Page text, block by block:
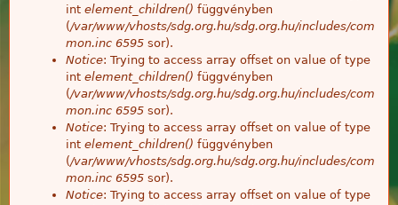
int element_children() függvényben
(/var/www/vhosts/sdg.org.hu/sdg.org.hu/includes/com
mon.inc 6595 sor).
Notice: Trying to access array offset on value of type
int element_children() függvényben
(/var/www/vhosts/sdg.org.hu/sdg.org.hu/includes/com
mon.inc 6595 sor).
Notice: Trying to access array offset on value of type
int element_children() függvényben
(/var/www/vhosts/sdg.org.hu/sdg.org.hu/includes/com
mon.inc 6595 sor).
Notice: Trying to access array offset on value of type